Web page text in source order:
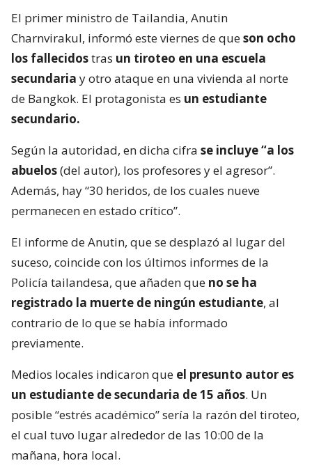
El primer ministro de Tailandia, Anutin
Charnvirakul, informó este viernes de queson ocho
los fallecidostras un tiroteo en una escuela
secundaria y otro ataque en una vivienda al norte
de Bangkok. El protagonista es un estudiante
secundario.
Según la autoridad, en dicha cifra se incluye “a los
abuelos(del autor), los profesores y el agresor”.
Además, hay “30 heridos, de los cuales nueve
permanecen en estado crítico”.
El informe de Anutin, que se desplazó al lugar del
suceso, coincide con los últimos informes de la
Policía tailandesa, que añaden que no se ha
registrado la muerte de ningún estudiante, al
contrario de lo que se había informado
previamente.
Medios locales indicaron que el presunto autor es
un estudiante de secundaria de 15 años. Un
posible “estrés académico” sería la razón del tiroteo,
el cual tuvo lugar alrededor de las 10:00 de la
mañana, hora local.